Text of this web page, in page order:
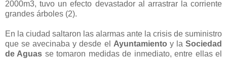
2000m3, tuvo un efecto devastador al arrastrar la corriente
grandes árboles (2).
En la ciudad saltaron las alarmas ante la crisis de suministro
que se avecinaba y desde el Ayuntamiento y laSociedad
de Aguas se tomaron medidas de inmediato, entre ellas el